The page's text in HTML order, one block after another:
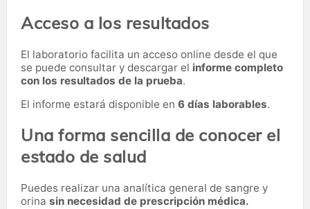
Acceso a los resultados
El laboratorio facilita un acceso online desde el que
se puede consultar y descargar el informe completo
con los resultados de la prueba.
El informe estará disponible en 6 días laborables.
Una forma sencilla de conocer el
estado de salud
Puedes realizar una analítica general de sangre y
orina sin necesidad de prescripción médica.